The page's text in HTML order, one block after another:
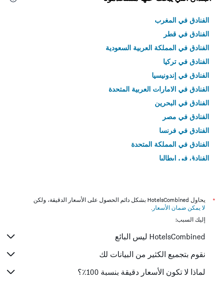
الفنادق في المغرب
الفنادق في قطر
الفنادق في المملكة العربية السعودية
الفنادق في تركيا
الفنادق في إندونيسيا
الفنادق في الامارات العربية المتحدة
الفنادق في البحرين
الفنادق في مصر
الفنادق في فرنسا
الفنادق في المملكة المتحدة
الفنادق في إيطاليا
*
يحاول HotelsCombined بشكل دائم الحصول على الأسعار الدقيقة، ولكن
لا يمكن ضمان الأسعار .
إليك السبب:
HotelsCombined ليس البائع
نقوم بتجميع الكثير من البيانات لك
لماذا لا تكون الأسعار دقيقة بنسبة 100٪؟